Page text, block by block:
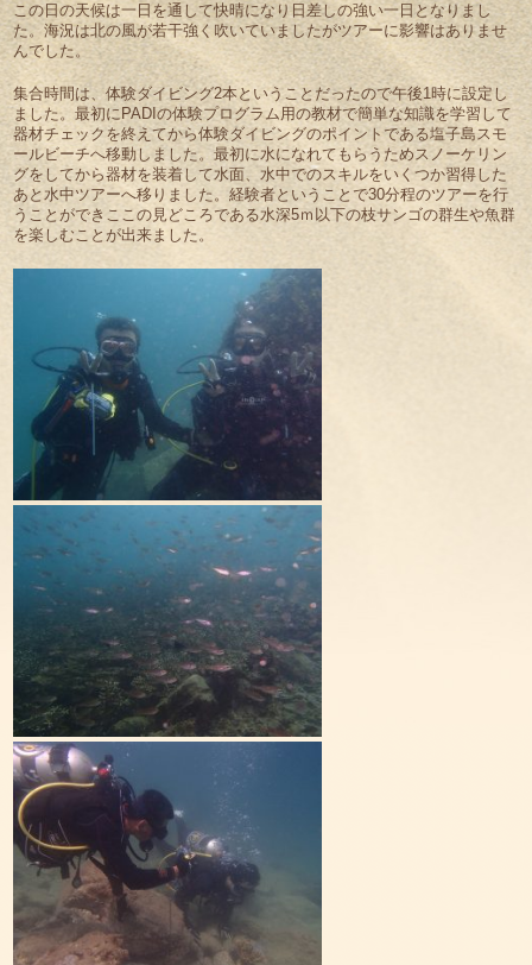
この日の天候は一日を通して快晴になり日差しの強い一日となりまし
た。海況は北の風が若干強く吹いていましたがツアーに影響はありませ
んでした。
集合時間は、体験ダイビング2本ということだったので午後1時に設定し
ました。最初にPADIの体験プログラム用の教材で簡単な知識を学習して
器材チェックを終えてから体験ダイビングのポイントである塩子島スモ
ールビーチへ移動しました。最初に水になれてもらうためスノーケリン
グをしてから器材を装着して水面、水中でのスキルをいくつか習得した
あと水中ツアーへ移りました。経験者ということで30分程のツアーを行
うことができここの見どころである水深5ｍ以下の枝サンゴの群生や魚群
を楽しむことが出来ました。